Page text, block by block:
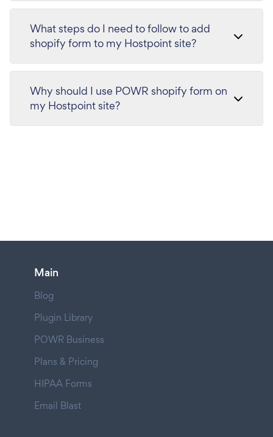
What steps do I need to follow to add
shopify form to my Hostpoint site?
Why should I use POWR shopify form on
my Hostpoint site?
Main
Blog
Plugin Library
POWR Business
Plans & Pricing
HIPAA Forms
Email Blast